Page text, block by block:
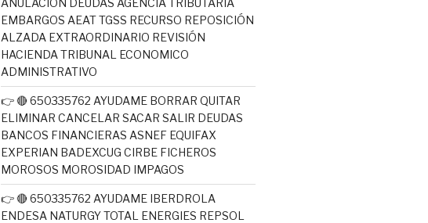
EMBARGOS AEAT TGSS RECURSO REPOSICIÓN
ALZADA EXTRAORDINARIO REVISIÓN
HACIENDA TRIBUNAL ECONOMICO
ADMINISTRATIVO
👉 🔴 650335762 AYUDAME BORRAR QUITAR
ELIMINAR CANCELAR SACAR SALIR DEUDAS
BANCOS FINANCIERAS ASNEF EQUIFAX
EXPERIAN BADEXCUG CIRBE FICHEROS
MOROSOS MOROSIDAD IMPAGOS
👉 🔴 650335762 AYUDAME IBERDROLA
ENDESA NATURGY TOTAL ENERGIES REPSOL